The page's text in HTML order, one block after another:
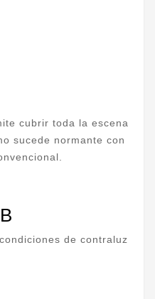
cubrir toda la escena
sucede normante con
de contraluz